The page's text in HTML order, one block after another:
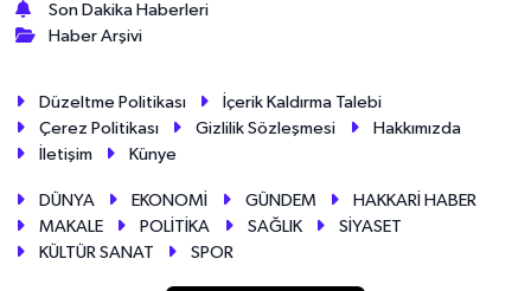
Son Dakika Haberleri
Haber Arşivi
Düzeltme Politikası
İçerik Kaldırma Talebi
Çerez Politikası
Gizlilik Sözleşmesi
Hakkımızda
İletişim
Künye
DÜNYA EKONOMİ GÜNDEM
HAKKARİ HABER
MAKALE
POLİTİKA SAĞLIK
SİYASET
KÜLTÜR SANAT
SPOR